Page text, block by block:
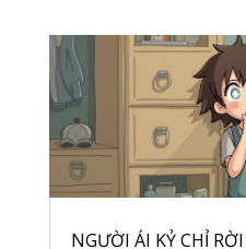
NGƯỜI ÁI KỶ CHỈ